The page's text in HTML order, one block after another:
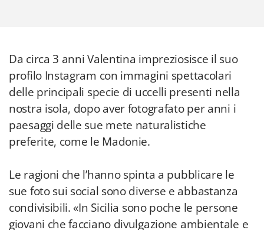
Da circa 3 anni Valentina impreziosisce il suo
profilo Instagram con immagini spettacolari
delle principali specie di uccelli presenti nella
nostra isola, dopo aver fotografato per anni i
paesaggi delle sue mete naturalistiche
preferite, come le Madonie.
Le ragioni che l’hanno spinta a pubblicare le
sue foto sui social sono diverse e abbastanza
condivisibili. «In Sicilia sono poche le persone
giovani che facciano divulgazione ambientale e